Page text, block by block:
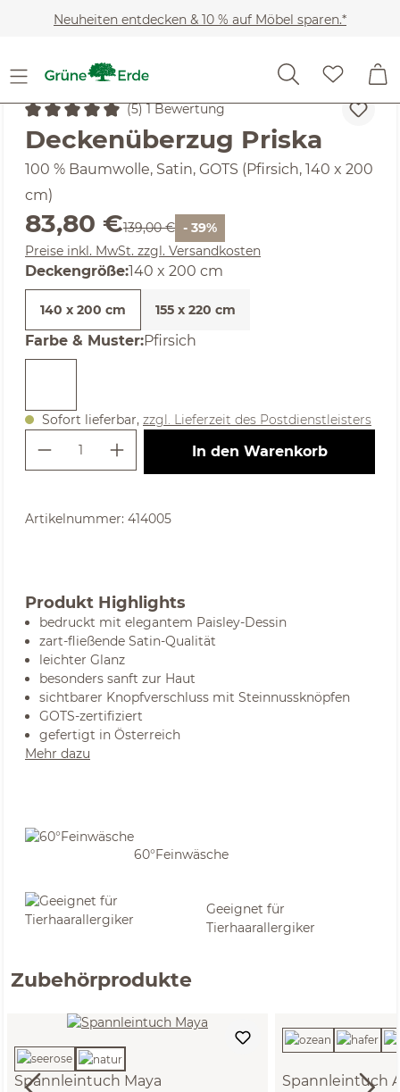
Zum Hauptinhalt springen
Neuheiten entdecken & 10 % auf Möbel sparen.*
Heimtextilien Bettwäsche-Sets Deckenbezüge
Durchschnittliche Bewertung von 5 von 5 Sternen
(5) 1 Bewertung
Deckenüberzug Priska
100 % Baumwolle, Satin, GOTS (Pfirsich, 140 x 200
cm)
Verkaufspreis:
83,80 €Regulärer Preis:
139,00 € - 39%
Preise inkl. MwSt. zzgl. Versandkosten
Deckengrößeauswählen
:140 x 200 cm
140 x 200 cm 155 x 220 cm
Farbe & Musterauswählen
:Pfirsich
Sofort lieferbar, zzgl. Lieferzeit des Postdienstleisters
Produkt Anzahl: Gib den
In den Warenkorb
Artikelnummer: 414005
Produkt Highlights
bedruckt mit elegantem Paisley-Dessin
zart-fließende Satin-Qualität
leichter Glanz
besonders sanft zur Haut
sichtbarer Knopfverschluss mit Steinnussknöpfen
GOTS-zertifiziert
gefertigt in Österreich
Mehr dazu
60°Feinwäsche
Geeignet für
Tierhaarallergiker
Zubehörprodukte
Spannleintuch Maya Spannleintuch